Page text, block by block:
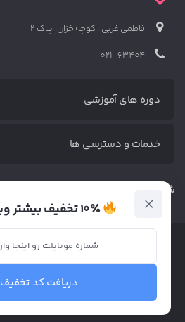
۱۰٪ تخفیف بیشتر ویژه شما!
دریافت کد تخفیف
فاطمی غربی ، کوچه خزان، پلاک 2
021-63404
دوره های آموزشی
آموزش رایگان
متخصص‌ها
خدمات
وبلاگ
خدمات و دسترسی ها
دوره بازاریابی محتوا (پکیج کامل)
دوره اینستاگرام
دوره تبلیغات در گوگل
شبکه‌های اجتماعی نوین